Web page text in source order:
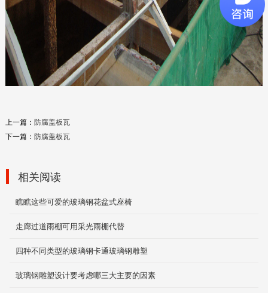
上一篇： 防腐盖板瓦
下一篇： 防腐盖板瓦
相关阅读
瞧瞧这些可爱的玻璃钢花盆式座椅
走廊过道雨棚可用采光雨棚代替
四种不同类型的玻璃钢卡通玻璃钢雕塑
玻璃钢雕塑设计要考虑哪三大主要的因素
玻璃钢垃圾桶
2019-12-03
物业景观花盆
2019-11-29
轻钢结构雨棚